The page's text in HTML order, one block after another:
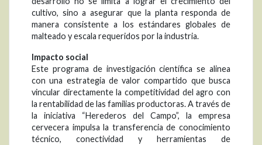
cultivo, sino a asegurar que la planta responda de
manera consistente a los estándares globales de
malteado y escala requeridos por la industria.
Impacto social
Este programa de investigación científica se alinea
con una estrategia de valor compartido que busca
vincular directamente la competitividad del agro con
la rentabilidad de las familias productoras. A través de
la iniciativa “Herederos del Campo”, la empresa
cervecera impulsa la transferencia de conocimiento
técnico, conectividad y herramientas de